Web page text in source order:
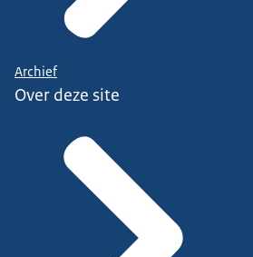
Archief
Over deze site